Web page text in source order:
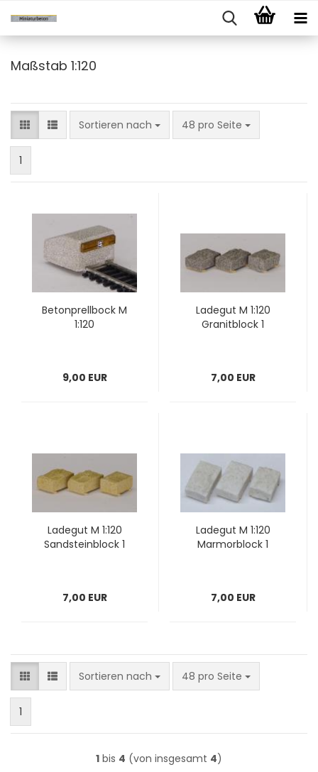
Maßstab 1:120
Sortieren nach
Sortieren nach 48 pro Seite
pro Seite
1
Betonprellbock M
1:120
9,00 EUR
Ladegut M 1:120
Granitblock 1
7,00 EUR
Ladegut M 1:120
Sandsteinblock 1
7,00 EUR
Ladegut M 1:120
Marmorblock 1
7,00 EUR
Sortieren nach
Sortieren nach 48 pro Seite
pro Seite
1
1 bis 4 (von insgesamt 4)